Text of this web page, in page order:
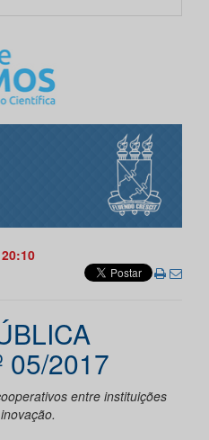
05/2017
entre instituições